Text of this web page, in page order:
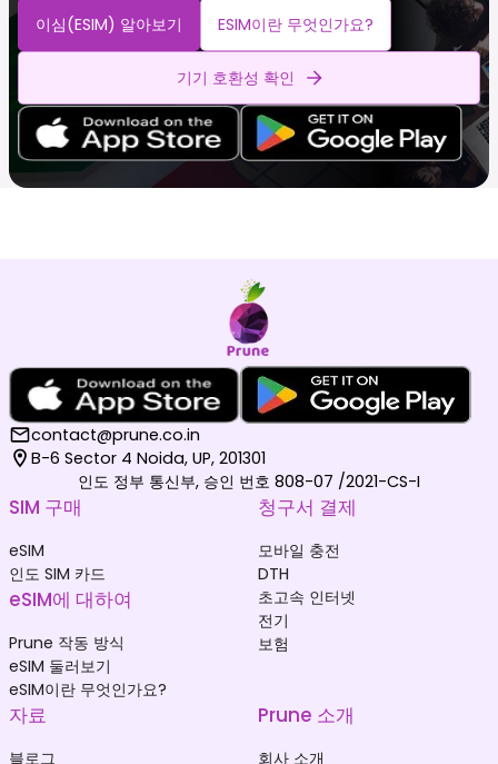
이심(eSIM) 알아보기 ESIM이란 무엇인가요?
기기 호환성 확인
contact@prune.co.in
B-6 Sector 4 Noida, UP, 201301
인도 정부 통신부, 승인 번호 808-07 /2021-CS-I
SIM 구매
eSIM
인도 SIM 카드
eSIM에 대하여
Prune 작동 방식
eSIM 둘러보기
eSIM이란 무엇인가요?
청구서 결제
모바일 충전
DTH
초고속 인터넷
전기
보험
자료
블로그
Prune 소개
회사 소개